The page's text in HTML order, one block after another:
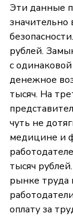
Эти данные
значительно
рублей.
с
денежное
тысяч. На
чуть не
медицине и
тысяч
рынке труда
оплату за